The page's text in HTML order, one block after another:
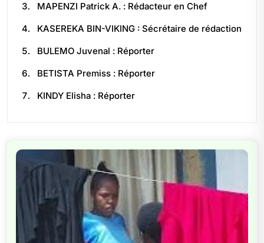
MAPENZI Patrick A. : Rédacteur en Chef
KASEREKA BIN-VIKING : Sécrétaire de rédaction
BULEMO Juvenal : Réporter
BETISTA Premiss : Réporter
KINDY Elisha : Réporter